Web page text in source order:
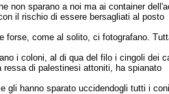
non sparano a noi ma ai container
il rischio di essere bersagliati al posto
forse, come al solito, ci fotografano.
i coloni, al di qua del filo i cingoli dei
di palestinesi attoniti, ha spianato
gli hanno sparato uccidendogli tutti i